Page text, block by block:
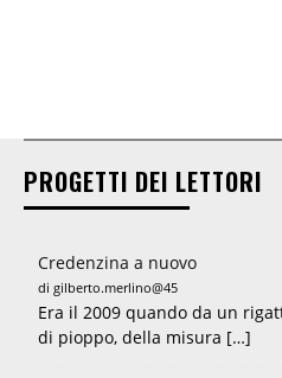
PROGETTI DEI LETTORI
Credenzina a nuovo
di gilberto.merlino@45
Era il 2009 quando da un
di pioppo, della misura […]